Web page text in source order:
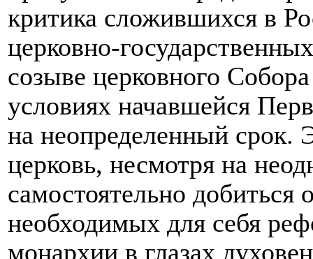
критика сложившихся в
церковно-
созыве церковного
условиях начавшейся
на неопределенный срок.
церковь, несмотря на
самостоятельно добиться
необходимых для себя
монархии в глазах